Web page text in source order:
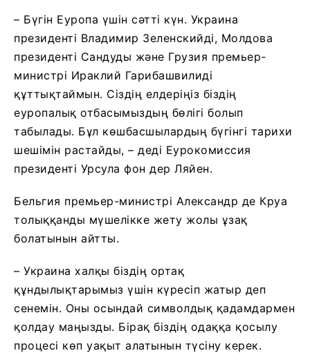
– Бүгін Еуропа үшін сәтті күн. Украина
президенті Владимир Зеленскийді, Молдова
президенті Сандуды және Грузия премьер-
министрі Ираклий Гарибашвилиді
құттықтаймын. Сіздің елдеріңіз біздің
еуропалық отбасымыздың бөлігі болып
табылады. Бұл көшбасшылардың бүгінгі тарихи
шешімін растайды, – деді Еурокомиссия
президенті Урсула фон дер Ляйен.
Бельгия премьер-министрі Александр де Круа
толыққанды мүшелікке жету жолы ұзақ
болатынын айтты.
– Украина халқы біздің ортақ
құндылықтарымыз үшін күресіп жатыр деп
сенемін. Оны осындай символдық қадамдармен
қолдау маңызды. Бірақ біздің одаққа қосылу
процесі көп уақыт алатынын түсіну керек.